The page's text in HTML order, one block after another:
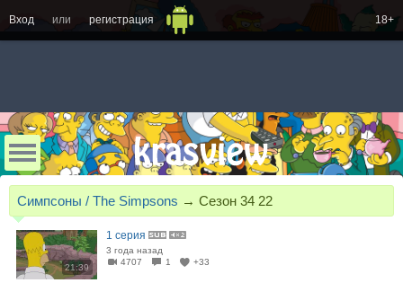
Вход или регистрация 18+
Симпсоны / The Simpsons → Сезон 34 22
21:39
1 серия
3 года назад
4707
1 +33